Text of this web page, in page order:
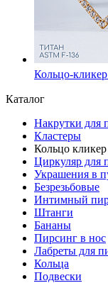
Кольцо-
Каталог
Накрутки для
Кластеры
Кольцо кликер
Циркуляр для
Украшения в
Безрезьбовые
Интимный
Штанги
Бананы
Пирсинг в нос
Лабреты для
Кольца
Подвески